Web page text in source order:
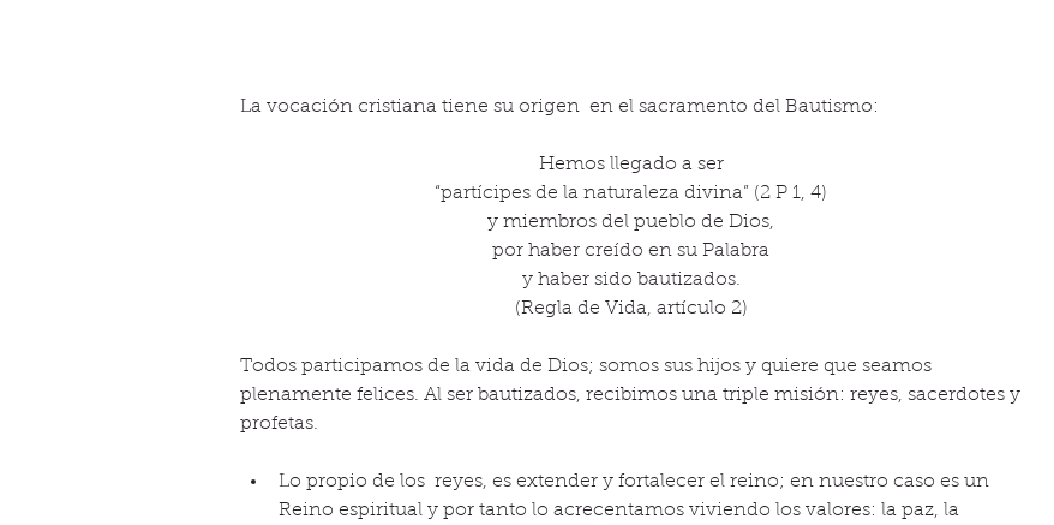
La vocación cristiana tiene su origen  en el sacramento del Bautismo:
Hemos llegado a ser
“partícipes de la naturaleza divina” (2 P 1, 4)
y miembros del pueblo de Dios,
por haber creído en su Palabra
y haber sido bautizados.
(Regla de Vida, artículo 2)
Todos participamos de la vida de Dios; somos sus hijos y quiere que seamos
plenamente felices. Al ser bautizados, recibimos una triple misión: reyes, sacerdotes y
profetas.
Lo propio de los  reyes, es extender y fortalecer el reino; en nuestro caso es un
Reino espiritual y por tanto lo acrecentamos viviendo los valores: la paz, la